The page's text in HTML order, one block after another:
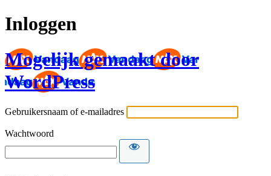
Inloggen
Mogelijk gemaakt door
WordPress
Gebruikersnaam of e-mailadres
Wachtwoord